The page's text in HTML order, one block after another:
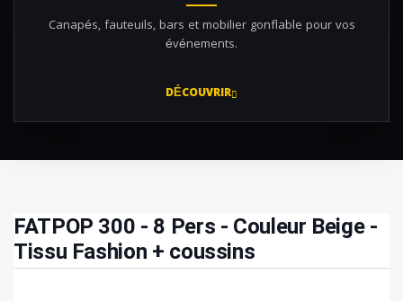
Canapés, fauteuils, bars et mobilier gonflable pour vos
événements.
DÉCOUVRIR
FATPOP 300 - 8 Pers - Couleur Beige -
Tissu Fashion + coussins